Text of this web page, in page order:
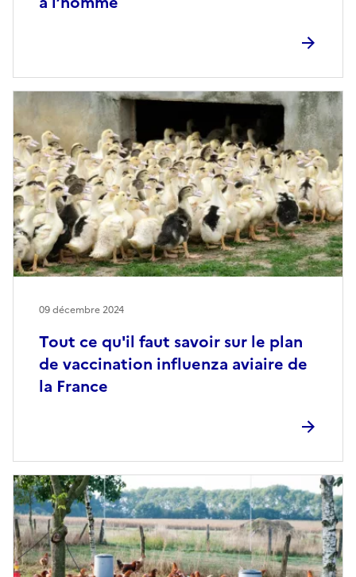
Tout ce qu'il faut savoir sur le plan
de vaccination influenza aviaire de
la France
09 décembre 2024